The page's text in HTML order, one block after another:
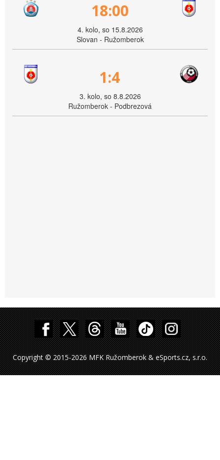
18:00
4. kolo, so 15.8.2026
Slovan - Ružomberok
1:4
3. kolo, so 8.8.2026
Ružomberok - Podbrezová
Copyright © 2015-2026 MFK Ružomberok & eSports.cz, s.r.o.